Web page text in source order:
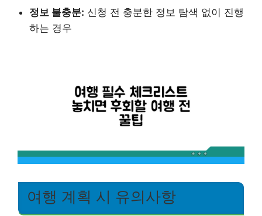
정보 불충분: 신청 전 충분한 정보 탐색 없이 진행
하는 경우
여행 계획 시 유의사항